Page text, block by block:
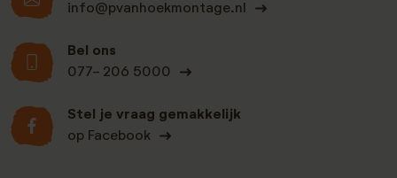
info@pvanhoekmontage.nl
Bel ons
077- 206 5000
Stel je vraag gemakkelijk
op Facebook